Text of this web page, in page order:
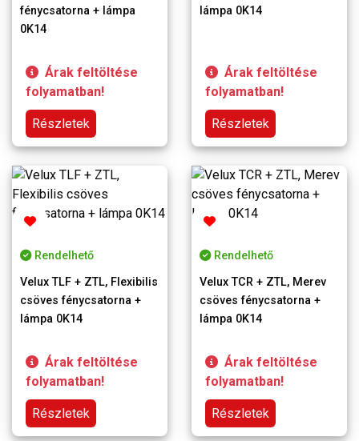
fénycsatorna + lámpa
0K14
Árak feltöltése
folyamatban!
Részletek
lámpa 0K14
Árak feltöltése
folyamatban!
Részletek
Rendelhető
Velux TLF + ZTL, Flexibilis
csöves fénycsatorna +
lámpa 0K14
Árak feltöltése
folyamatban!
Részletek
Rendelhető
Velux TCR + ZTL, Merev
csöves fénycsatorna +
lámpa 0K14
Árak feltöltése
folyamatban!
Részletek